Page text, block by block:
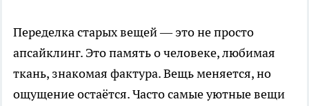
Переделка старых вещей — это не просто
апсайклинг. Это память о человеке, любимая
ткань, знакомая фактура. Вещь меняется, но
ощущение остаётся. Часто самые уютные вещи